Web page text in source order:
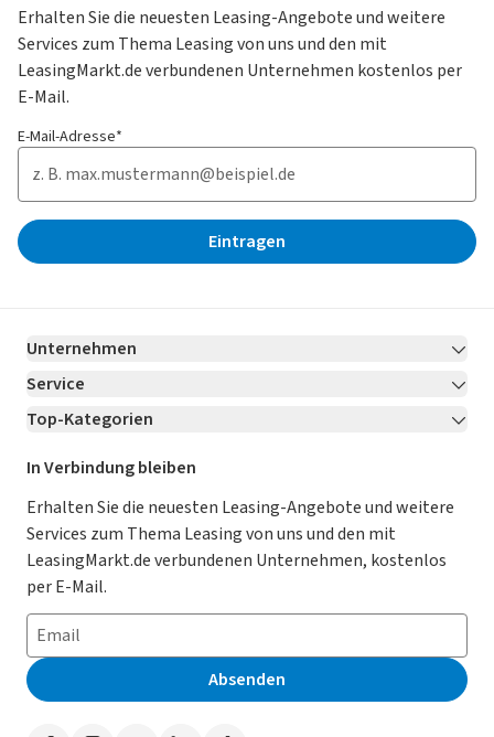
Erhalten Sie die neuesten Leasing-Angebote und weitere
Services zum Thema Leasing von uns und den mit
LeasingMarkt.de verbundenen Unternehmen kostenlos per
E-Mail.
E-Mail-Adresse*
Eintragen
Unternehmen
Über LeasingMarkt.de
Karriere Jetzt bewerben!
Für Händler
Kooperation mit AutoScout24
AGB
Datenschutz
Impressum
Erklärung zur Barrierefreiheit
Presse
Service
Kontakt
Ratgeber
Magazin
Datenschutz-Einstellungen
So funktioniert’s
Häufig gestellte Fragen
Leasing-Lexikon
Auto-Tests
Top-Kategorien
Leasing Deals
Gebrauchtwagen Leasing
Leasing ohne Anzahlung
E-Auto Leasing
Privatleasing
Leasing-Vergleiche
Herstellerverzeichnis
In Verbindung bleiben
Erhalten Sie die neuesten Leasing-Angebote und weitere
Services zum Thema Leasing von uns und den mit
LeasingMarkt.de verbundenen Unternehmen, kostenlos
per E-Mail.
Absenden